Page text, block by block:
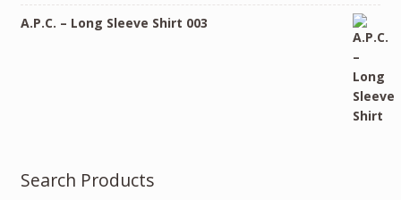
A.P.C. – Long Sleeve Shirt 003
Search Products